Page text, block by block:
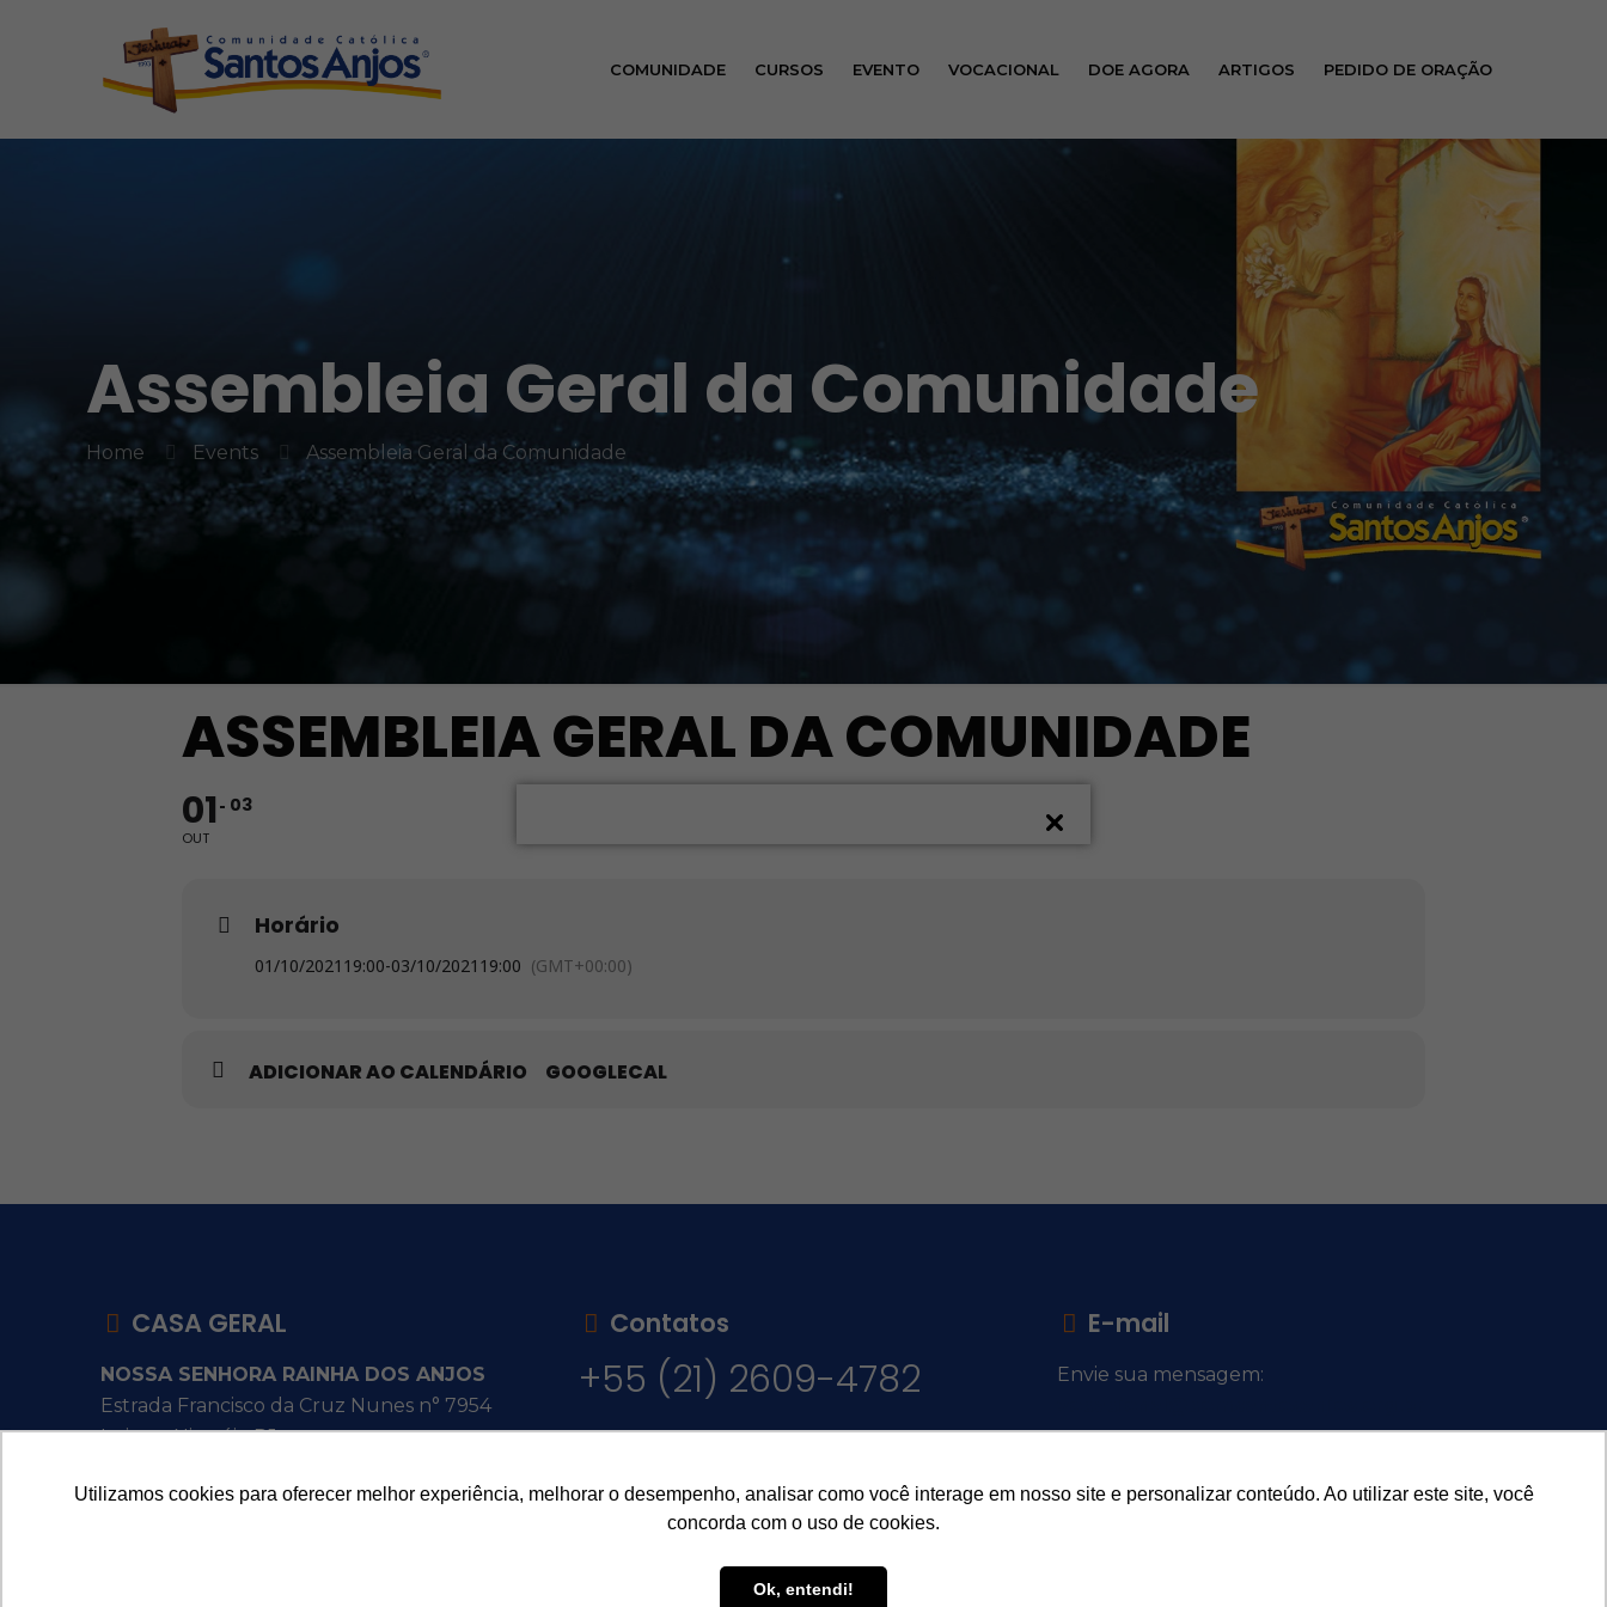
Utilizamos cookies para oferecer melhor experiência, melhorar o desempenho, analisar como você interage em nosso site e personalizar conteúdo. Ao utilizar este site, você
concorda com o uso de cookies.
Ok, entendi!
COMUNIDADE CURSOS EVENTO VOCACIONAL DOE AGORA ARTIGOS PEDIDO DE ORAÇÃO
Assembleia Geral da Comunidade
Home Events Assembleia Geral da Comunidade
ASSEMBLEIA GERAL DA COMUNIDADE
01
OUT
03
Horário
01/10/2021 19:00-03/10/2021 19:00 (GMT+00:00)
ADICIONAR AO CALENDÁRIO GOOGLECAL
CASA GERAL
NOSSA SENHORA RAINHA DOS ANJOS
Estrada Francisco da Cruz Nunes n° 7954
Itaipu - Niterói - RJ
Contatos
+55 (21) 2609-4782
E-mail
Envie sua mensagem: